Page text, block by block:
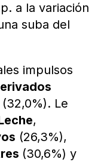
a la variación
suba del
impulsos
(32,0%). Le
,
(26,3%),
(30,6%) y